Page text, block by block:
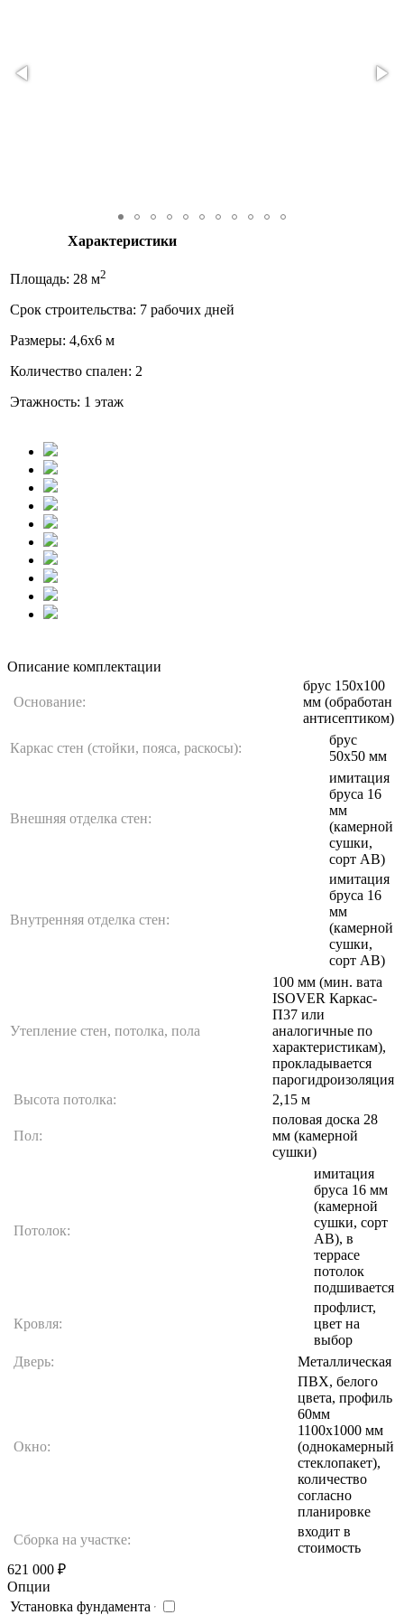
Характеристики
Площадь: 28 м2
Срок строительства: 7 рабочих дней
Размеры: 4,6х6 м
Количество спален: 2
Этажность: 1 этаж
Описание комплектации
Основание:
брус 150х100
мм (обработан
антисептиком)
Каркас стен (стойки, пояса, раскосы):
брус
50х50 мм
Внешняя отделка стен:
имитация
бруса 16
мм
(камерной
сушки,
сорт АВ)
Внутренняя отделка стен:
имитация
бруса 16
мм
(камерной
сушки,
сорт АВ)
Утепление стен, потолка, пола
100 мм (мин. вата
ISOVER Каркас-
П37 или
аналогичные по
характеристикам),
прокладывается
парогидроизоляция
Высота потолка:
2,15 м
Пол:
половая доска 28
мм (камерной
сушки)
Потолок:
имитация
бруса 16 мм
(камерной
сушки, сорт
АВ), в
террасе
потолок
подшивается
Кровля:
профлист,
цвет на
выбор
Дверь:
Металлическая
Окно:
ПВХ, белого
цвета, профиль
60мм
1100х1000 мм
(однокамерный
стеклопакет),
количество
согласно
планировке
Сборка на участке:
входит в
стоимость
621 000 ₽
Опции
Установка фундамента